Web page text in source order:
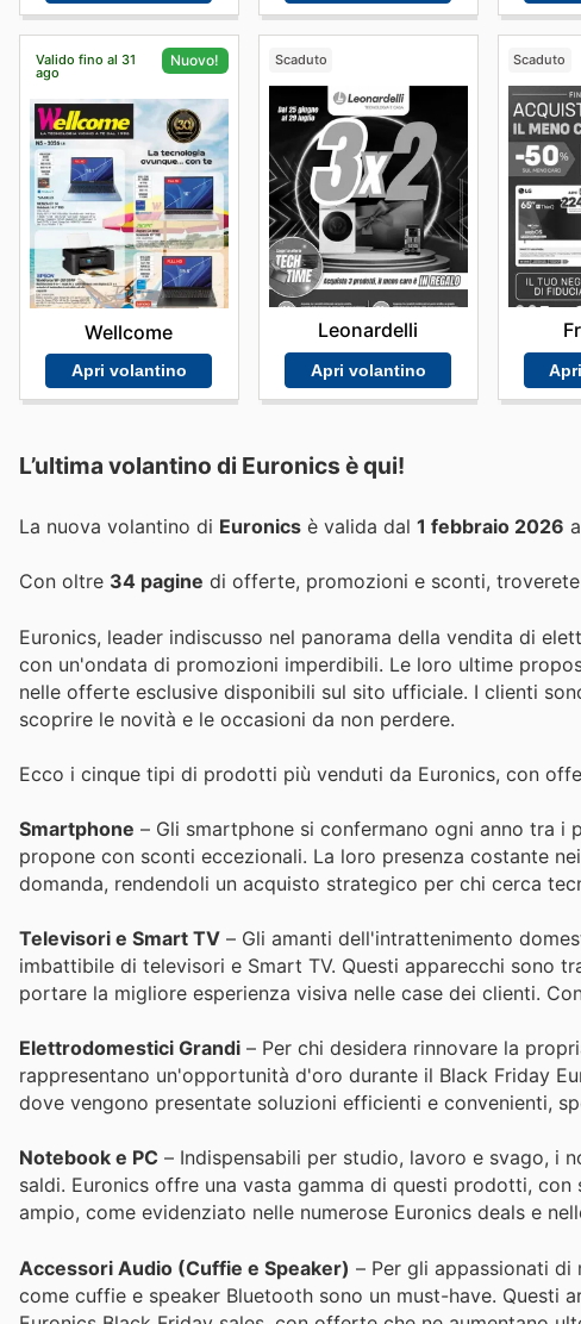
Valido fino al 31
ago
Nuovo!
Wellcome
Apri volantino
Scaduto
Leonardelli
Apri volantino
Scaduto
L’ultima volantino di Euronics è qui!
La nuova volantino di Euronics è valida dal 1 febbraio 2026
Con oltre 34 pagine di offerte, promozioni e sconti,
Euronics, leader indiscusso nel panorama della vendita di
con un'ondata di promozioni imperdibili. Le loro ultime
nelle offerte esclusive disponibili sul sito ufficiale. I clienti
scoprire le novità e le occasioni da non perdere.
Ecco i cinque tipi di prodotti più venduti da Euronics, con
Smartphone – Gli smartphone si confermano ogni anno tra i
propone con sconti eccezionali. La loro presenza costante
domanda, rendendoli un acquisto strategico per chi cerca
Televisori e Smart TV – Gli amanti dell'intrattenimento
imbattibile di televisori e Smart TV. Questi apparecchi sono
portare la migliore esperienza visiva nelle case dei clienti.
Elettrodomestici Grandi – Per chi desidera rinnovare la
rappresentano un'opportunità d'oro durante il Black Friday
dove vengono presentate soluzioni efficienti e convenienti,
Notebook e PC – Indispensabili per studio, lavoro e svago, i
saldi. Euronics offre una vasta gamma di questi prodotti,
ampio, come evidenziato nelle numerose Euronics deals e
Accessori Audio (Cuffie e Speaker) – Per gli appassionati
come cuffie e speaker Bluetooth sono un must-have.